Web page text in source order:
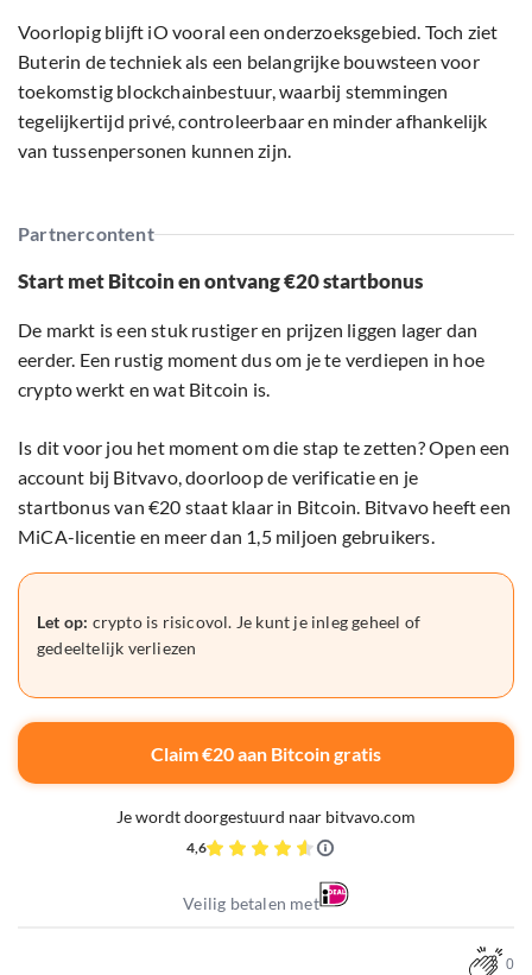
Voorlopig blijft iO vooral een onderzoeksgebied. Toch ziet
Buterin de techniek als een belangrijke bouwsteen voor
toekomstig blockchainbestuur, waarbij stemmingen
tegelijkertijd privé, controleerbaar en minder afhankelijk
van tussenpersonen kunnen zijn.
Partnercontent
Start met Bitcoin en ontvang €20 startbonus
De markt is een stuk rustiger en prijzen liggen lager dan
eerder. Een rustig moment dus om je te verdiepen in hoe
crypto werkt en wat Bitcoin is.
Is dit voor jou het moment om die stap te zetten? Open een
account bij Bitvavo, doorloop de verificatie en je
startbonus van €20 staat klaar in Bitcoin. Bitvavo heeft een
MiCA-licentie en meer dan 1,5 miljoen gebruikers.
Let op: crypto is risicovol. Je kunt je inleg geheel of
gedeeltelijk verliezen
Claim €20 aan Bitcoin gratis
Je wordt doorgestuurd naar bitvavo.com
4,6
Veilig betalen met
0